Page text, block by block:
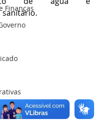
Finanças